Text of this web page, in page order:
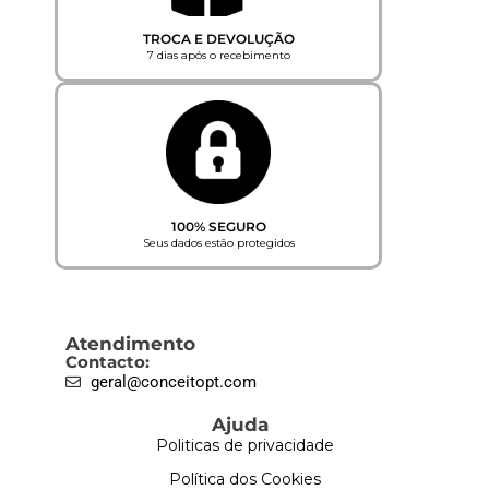
TROCA E DEVOLUÇÃO
7 dias após o recebimento
100% SEGURO
Seus dados estão protegidos
Atendimento
Contacto:
geral@conceitopt.com
Ajuda
Politicas de privacidade
Política dos Cookies